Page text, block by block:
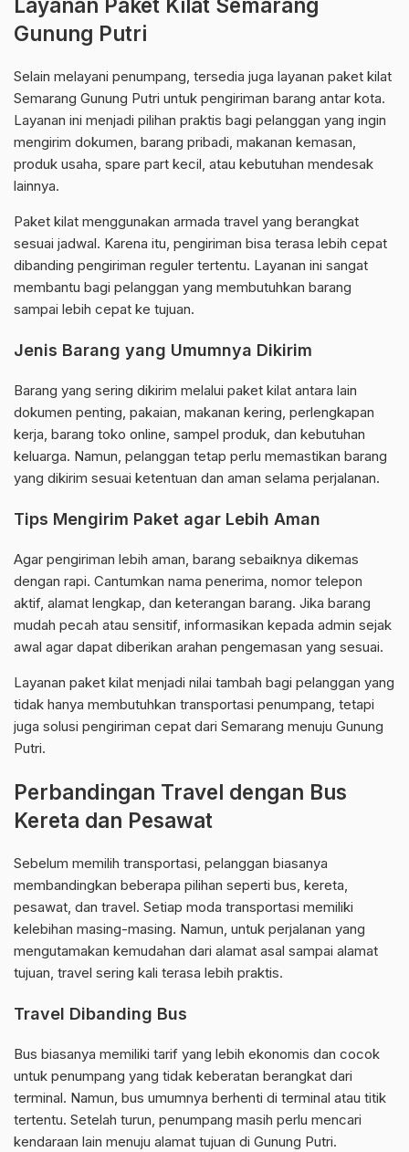
Layanan Paket Kilat Semarang
Gunung Putri
Selain melayani penumpang, tersedia juga layanan paket kilat
Semarang Gunung Putri untuk pengiriman barang antar kota.
Layanan ini menjadi pilihan praktis bagi pelanggan yang ingin
mengirim dokumen, barang pribadi, makanan kemasan,
produk usaha, spare part kecil, atau kebutuhan mendesak
lainnya.
Paket kilat menggunakan armada travel yang berangkat
sesuai jadwal. Karena itu, pengiriman bisa terasa lebih cepat
dibanding pengiriman reguler tertentu. Layanan ini sangat
membantu bagi pelanggan yang membutuhkan barang
sampai lebih cepat ke tujuan.
Jenis Barang yang Umumnya Dikirim
Barang yang sering dikirim melalui paket kilat antara lain
dokumen penting, pakaian, makanan kering, perlengkapan
kerja, barang toko online, sampel produk, dan kebutuhan
keluarga. Namun, pelanggan tetap perlu memastikan barang
yang dikirim sesuai ketentuan dan aman selama perjalanan.
Tips Mengirim Paket agar Lebih Aman
Agar pengiriman lebih aman, barang sebaiknya dikemas
dengan rapi. Cantumkan nama penerima, nomor telepon
aktif, alamat lengkap, dan keterangan barang. Jika barang
mudah pecah atau sensitif, informasikan kepada admin sejak
awal agar dapat diberikan arahan pengemasan yang sesuai.
Layanan paket kilat menjadi nilai tambah bagi pelanggan yang
tidak hanya membutuhkan transportasi penumpang, tetapi
juga solusi pengiriman cepat dari Semarang menuju Gunung
Putri.
Perbandingan Travel dengan Bus
Kereta dan Pesawat
Sebelum memilih transportasi, pelanggan biasanya
membandingkan beberapa pilihan seperti bus, kereta,
pesawat, dan travel. Setiap moda transportasi memiliki
kelebihan masing-masing. Namun, untuk perjalanan yang
mengutamakan kemudahan dari alamat asal sampai alamat
tujuan, travel sering kali terasa lebih praktis.
Travel Dibanding Bus
Bus biasanya memiliki tarif yang lebih ekonomis dan cocok
untuk penumpang yang tidak keberatan berangkat dari
terminal. Namun, bus umumnya berhenti di terminal atau titik
tertentu. Setelah turun, penumpang masih perlu mencari
kendaraan lain menuju alamat tujuan di Gunung Putri.